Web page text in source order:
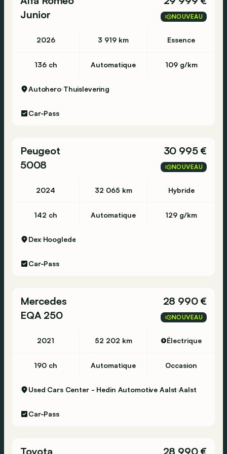
Junior
NOUVEAU
2026 3 919 km Essence
136 ch Automatique 109 g/km
Autohero Thuislevering
Car-Pass
Peugeot
5008
30 995 €
NOUVEAU
2024 32 065 km Hybride
142 ch Automatique 129 g/km
Dex Hooglede
Car-Pass
Mercedes
EQA 250
28 990 €
NOUVEAU
2021 52 202 km Électrique
190 ch Automatique Occasion
Used Cars Center - Hedin Automotive Aalst Aalst
Car-Pass
Toyota
28 990 €